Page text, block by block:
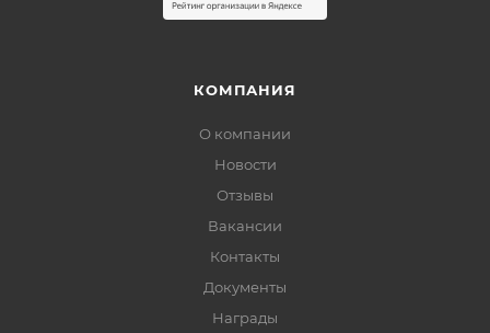
КОМПАНИЯ
О компании
Новости
Отзывы
Вакансии
Контакты
Документы
Награды